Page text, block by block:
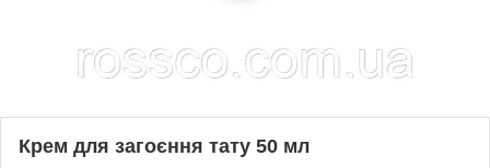
Крем для загоєння тату 50 мл